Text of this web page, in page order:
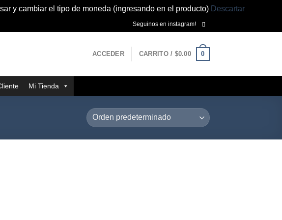
y cambiar el tipo de moneda (ingresando en el producto) Descartar
Seguinos en instagram!
ACCEDER CARRITO / $0.00 0
Mi Tienda